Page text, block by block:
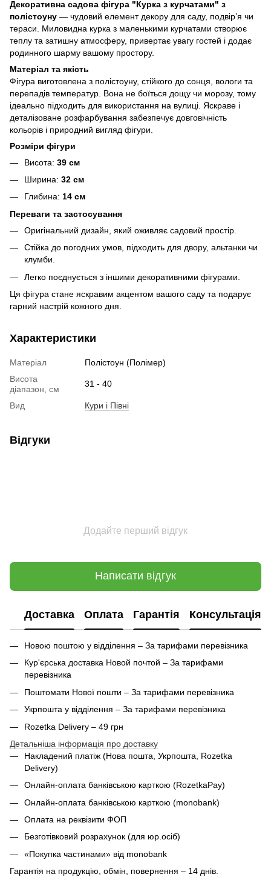
Декоративна садова фігура "Курка з курчатами" з
полістоуну — чудовий елемент декору для саду, подвір’я чи
тераси. Миловидна курка з маленькими курчатами створює
теплу та затишну атмосферу, привертає увагу гостей і додає
родинного шарму вашому простору.
Матеріал та якість
Фігура виготовлена з полістоуну, стійкого до сонця, вологи та
перепадів температур. Вона не боїться дощу чи морозу, тому
ідеально підходить для використання на вулиці. Яскраве і
деталізоване розфарбування забезпечує довговічність
кольорів і природний вигляд фігури.
Розміри фігури
Висота: 39 см
Ширина: 32 см
Глибина: 14 см
Переваги та застосування
Оригінальний дизайн, який оживляє садовий простір.
Стійка до погодних умов, підходить для двору, альтанки чи
клумби.
Легко поєднується з іншими декоративними фігурами.
Ця фігура стане яскравим акцентом вашого саду та подарує
гарний настрій кожного дня.
Характеристики
Матеріал
Полістоун (Полімер)
Висота
діапазон, см
31 - 40
Вид Кури і Півні
Відгуки
Додайте перший відгук
Написати відгук
Доставка Оплата Гарантія Консультація
Новою поштою у відділення – За тарифами перевізника
Кур'єрська доставка Новой почтой – За тарифами
перевізника
Поштомати Нової пошти – За тарифами перевізника
Укрпошта у відділення – За тарифами перевізника
Rozetka Delivery – 49 грн
Детальніша інформація про доставку
Накладений платіж (Нова пошта, Укрпошта, Rozetka
Delivery)
Онлайн-оплата банківською карткою (RozetkaPay)
Онлайн-оплата банківською карткою (monobank)
Оплата на реквізити ФОП
Безготівковий розрахунок (для юр.осіб)
«Покупка частинами» від monobank
Гарантія на продукцію, обмін, повернення – 14 днів.